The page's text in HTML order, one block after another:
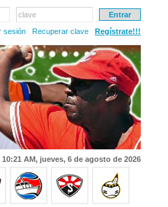
clave
sesión
Recuperar clave Regístrate!!!
AM, jueves, 6 de agosto de 2026